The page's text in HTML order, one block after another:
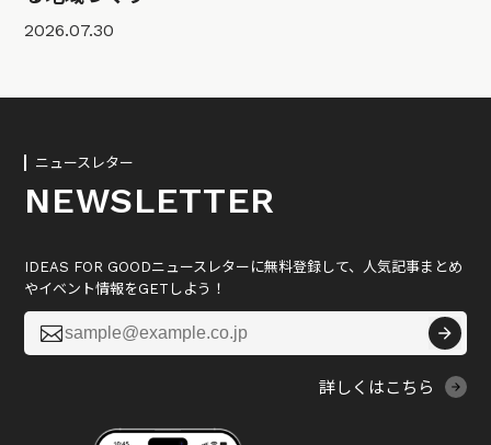
2026.07.30
ニュースレター
NEWSLETTER
IDEAS FOR GOODニュースレターに無料登録して、人気記事まとめ
やイベント情報をGETしよう！

詳しくはこちら